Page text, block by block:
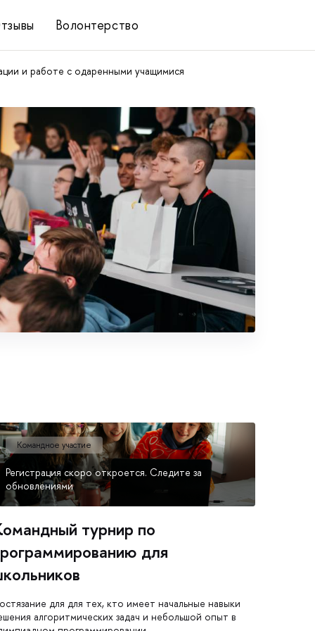
Волонтерство
и работе с одаренными учащимися
Командное участие
Регистрация скоро откроется. Следите за
обновлениями
турнир по
для
для для тех, кто имеет начальные навыки
алгоритмических задач и небольшой опыт в